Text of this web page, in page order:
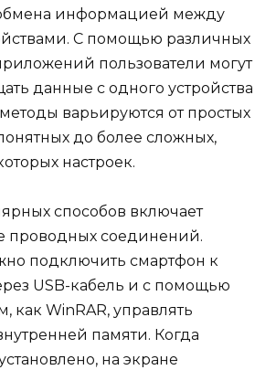
информацией между
С помощью различных
пользователи могут
данные с одного устройства
варьируются от простых
до более сложных,
настроек.
способов включает
проводных соединений.
подключить смартфон к
USB-кабель и с помощью
как WinRAR, управлять
памяти. Когда
на экране